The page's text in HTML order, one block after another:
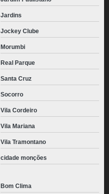
Jardins
Jockey Clube
Morumbi
Real Parque
Santa Cruz
Socorro
Vila Cordeiro
Vila Mariana
Vila Tramontano
cidade monções
Bom Clima